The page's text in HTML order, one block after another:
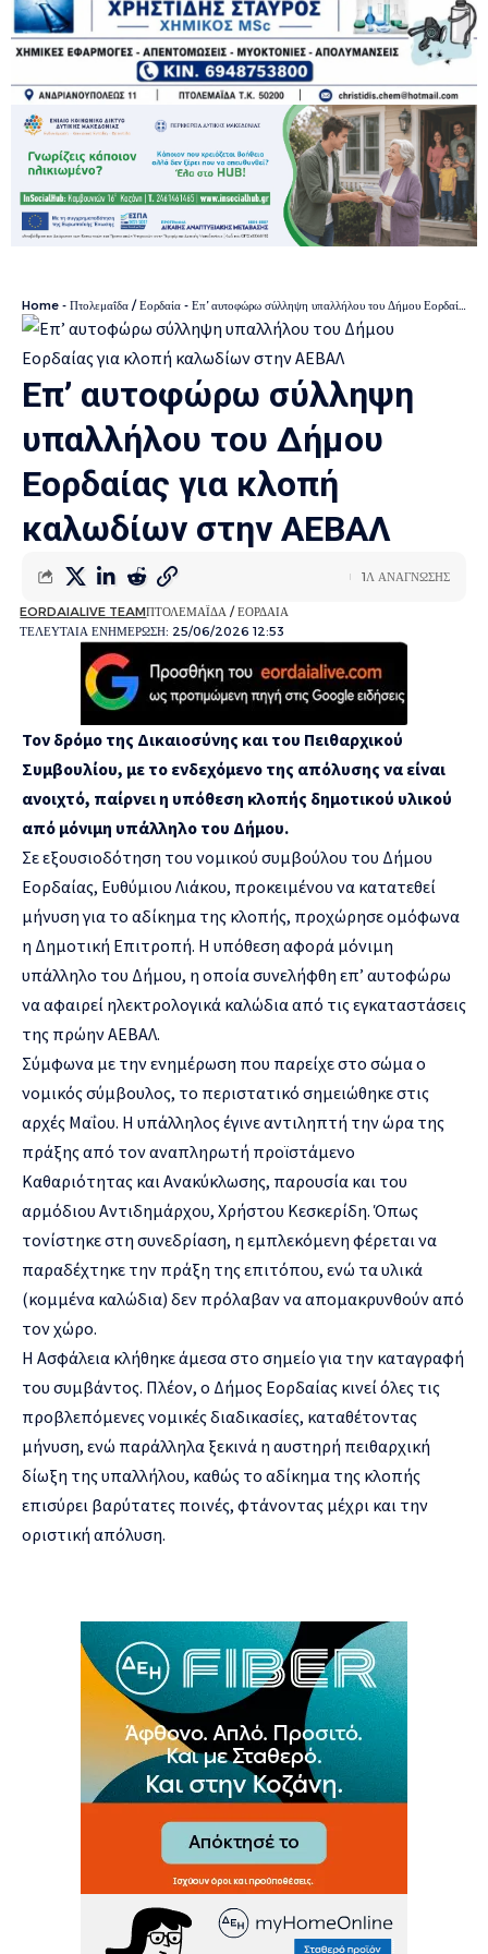
Home - Πτολεμαΐδα / Εορδαία - Επ’ αυτοφώρω σύλληψη υπαλλήλου του Δήμου Εορδαίας για κλοπή καλωδίων στην ΑΕΒΑΛ
Επ’ αυτοφώρω σύλληψη
υπαλλήλου του Δήμου
Εορδαίας για κλοπή
καλωδίων στην ΑΕΒΑΛ
ΤΕΛΕΥΤΑΙΑ ΕΝΗΜΕΡΩΣΗ: 25/06/2026 12:53
EORDAIALIVE TEAMΠΤΟΛΕΜΑΪΔΑ / ΕΟΡΔΑΙΑ
1Λ ΑΝΑΓΝΩΣΗΣ
Τον δρόμο της Δικαιοσύνης και του Πειθαρχικού
Συμβουλίου, με το ενδεχόμενο της απόλυσης να είναι
ανοιχτό, παίρνει η υπόθεση κλοπής δημοτικού υλικού
από μόνιμη υπάλληλο του Δήμου.
Σε εξουσιοδότηση του νομικού συμβούλου του Δήμου
Εορδαίας, Ευθύμιου Λιάκου, προκειμένου να κατατεθεί
μήνυση για το αδίκημα της κλοπής, προχώρησε ομόφωνα
η Δημοτική Επιτροπή. Η υπόθεση αφορά μόνιμη
υπάλληλο του Δήμου, η οποία συνελήφθη επ’ αυτοφώρω
να αφαιρεί ηλεκτρολογικά καλώδια από τις εγκαταστάσεις
της πρώην ΑΕΒΑΛ.
Σύμφωνα με την ενημέρωση που παρείχε στο σώμα ο
νομικός σύμβουλος, το περιστατικό σημειώθηκε στις
αρχές Μαΐου. Η υπάλληλος έγινε αντιληπτή την ώρα της
πράξης από τον αναπληρωτή προϊστάμενο
Καθαριότητας και Ανακύκλωσης, παρουσία και του
αρμόδιου Αντιδημάρχου, Χρήστου Κεσκερίδη. Όπως
τονίστηκε στη συνεδρίαση, η εμπλεκόμενη φέρεται να
παραδέχτηκε την πράξη της επιτόπου, ενώ τα υλικά
(κομμένα καλώδια) δεν πρόλαβαν να απομακρυνθούν από
τον χώρο.
Η Ασφάλεια κλήθηκε άμεσα στο σημείο για την καταγραφή
του συμβάντος. Πλέον, ο Δήμος Εορδαίας κινεί όλες τις
προβλεπόμενες νομικές διαδικασίες, καταθέτοντας
μήνυση, ενώ παράλληλα ξεκινά η αυστηρή πειθαρχική
δίωξη της υπαλλήλου, καθώς το αδίκημα της κλοπής
επισύρει βαρύτατες ποινές, φτάνοντας μέχρι και την
οριστική απόλυση.